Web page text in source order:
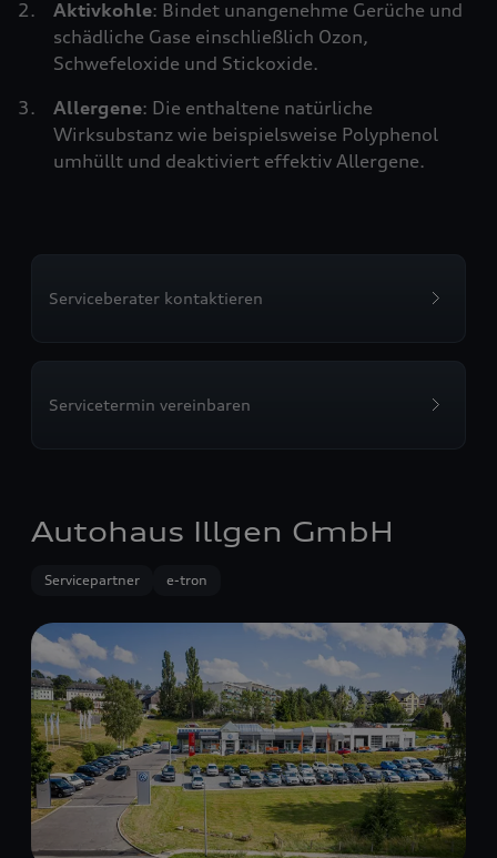
Aktivkohle: Bindet unangenehme Gerüche und
schädliche Gase einschließlich Ozon,
Schwefeloxide und Stickoxide.
Allergene: Die enthaltene natürliche
Wirksubstanz wie beispielsweise Polyphenol
umhüllt und deaktiviert effektiv Allergene.
Serviceberater kontaktieren
Servicetermin vereinbaren
Autohaus Illgen GmbH
Servicepartner e-tron